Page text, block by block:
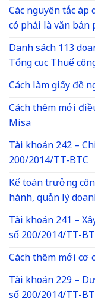
Các nguyên tắc
có phải là văn
Danh sách 113
Tổng cục Thuế
Cách làm giấy đề
Cách thêm mới
Misa
Tài khoản 242 –
200/2014/TT-BTC
Kế toán trưởng
hành, quản lý
Tài khoản 241 –
số 200/2014/TT-
Cách thêm mới cơ
Tài khoản 229 –
số 200/2014/TT-